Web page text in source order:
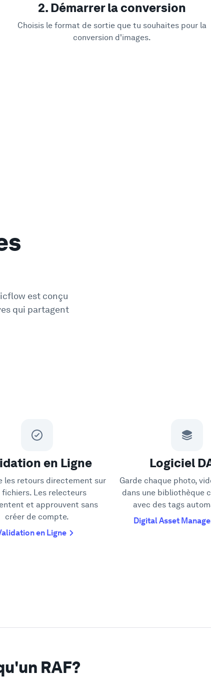
2. Démarrer la conversion
Choisis le format de sortie que tu souhaites pour la
conversion d'images.
est conçu
qui partagent
en Ligne
les retours directement sur
Les relecteurs
et approuvent sans
créer de compte.
en Ligne
Logiciel
Garde chaque photo,
dans une bibliothèque
avec des tags
Digital Asset
RAF?